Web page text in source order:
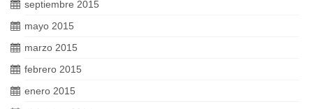
septiembre 2015
mayo 2015
marzo 2015
febrero 2015
enero 2015